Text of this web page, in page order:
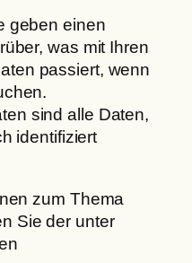
geben einen
was mit Ihren
passiert, wenn
sind alle Daten,
identifiziert
zum Thema
Sie der unter